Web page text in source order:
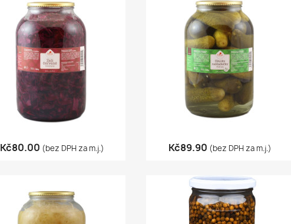
Quick view
Kč80.00 (bez DPH za m.j.) Quick view
Kč89.90 (bez DPH za m.j.)